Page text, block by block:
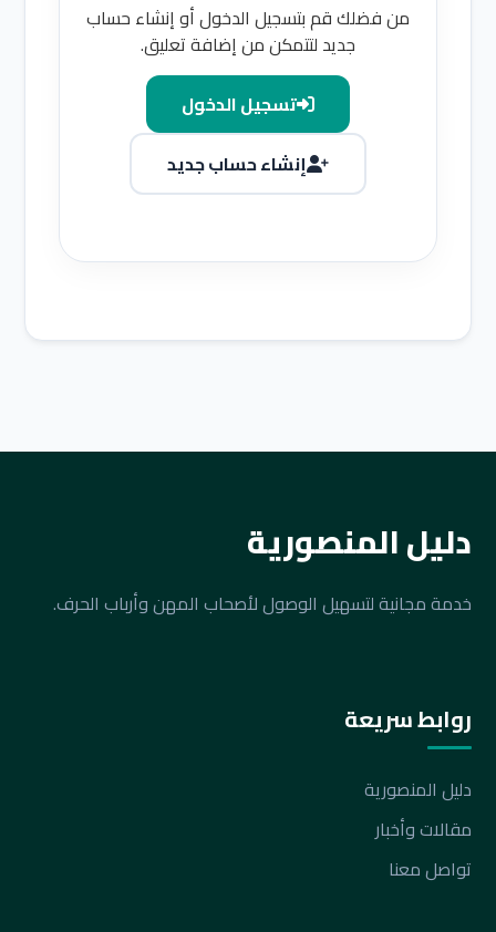
من فضلك قم بتسجيل الدخول أو إنشاء حساب
جديد لتتمكن من إضافة تعليق.
تسجيل الدخول
إنشاء حساب جديد
دليل المنصورية
خدمة مجانية لتسهيل الوصول لأصحاب المهن وأرباب الحرف.
روابط سريعة
دليل المنصورية
مقالات وأخبار
تواصل معنا